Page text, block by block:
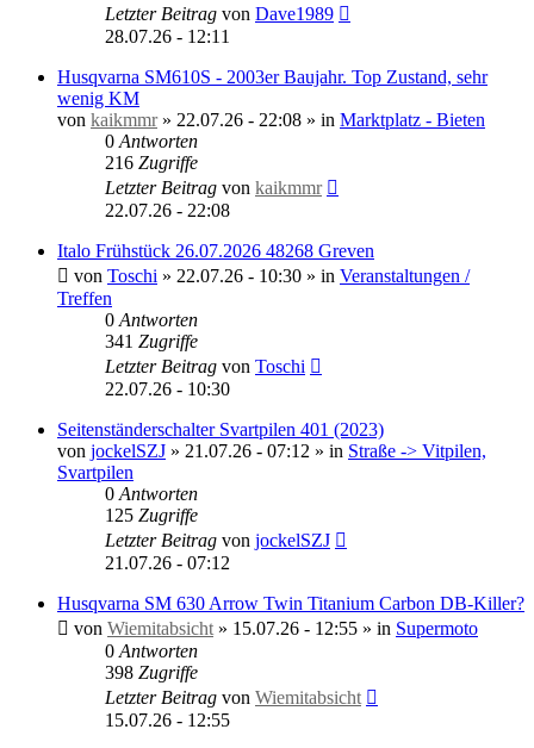
Letzter Beitrag von Dave1989
28.07.26 - 12:11
Husqvarna SM610S - 2003er Baujahr. Top Zustand, sehr
wenig KM
von kaikmmr» 22.07.26 - 22:08 » in Marktplatz - Bieten
0 Antworten
216 Zugriffe
Letzter Beitrag von kaikmmr
22.07.26 - 22:08
Italo Frühstück 26.07.2026 48268 Greven
von Toschi » 22.07.26 - 10:30 » in Veranstaltungen /
Treffen
0 Antworten
341 Zugriffe
Letzter Beitrag von Toschi
22.07.26 - 10:30
Seitenständerschalter Svartpilen 401 (2023)
von jockelSZJ » 21.07.26 - 07:12 » in Straße -> Vitpilen,
Svartpilen
0 Antworten
125 Zugriffe
Letzter Beitrag von jockelSZJ
21.07.26 - 07:12
Husqvarna SM 630 Arrow Twin Titanium Carbon DB-Killer?
von Wiemitabsicht » 15.07.26 - 12:55 » in Supermoto
0 Antworten
398 Zugriffe
Letzter Beitrag von Wiemitabsicht
15.07.26 - 12:55